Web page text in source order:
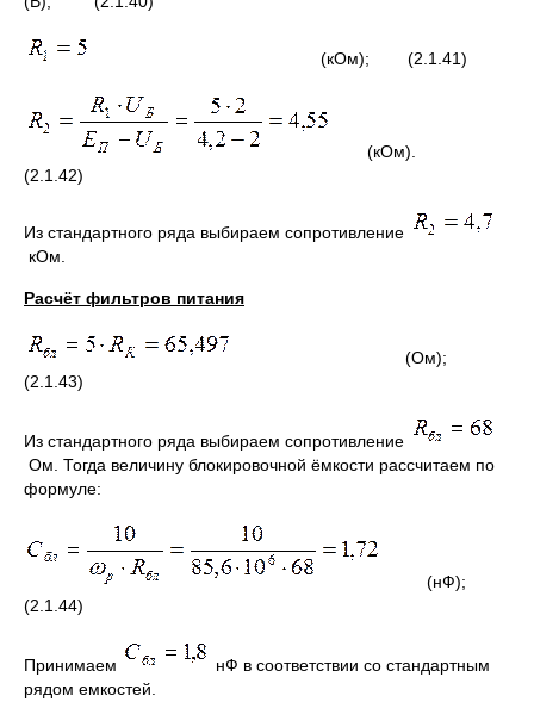
(кОм); (2.1.41)
(кОм).
(2.1.42)
Из стандартного ряда выбираем сопротивление
кОм.
Расчёт фильтров питания
(Ом);
(2.1.43)
Из стандартного ряда выбираем сопротивление
Ом. Тогда величину блокировочной ёмкости рассчитаем по
формуле:
(нФ);
(2.1.44)
Принимаем
нФ в соответствии со стандартным
рядом емкостей.